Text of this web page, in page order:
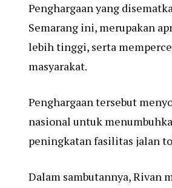
Penghargaan yang
Semarang ini, merupakan
lebih tinggi, serta
masyarakat.
Penghargaan tersebut
nasional untuk
peningkatan fasilitas jalan
Dalam sambutannya, Rivan